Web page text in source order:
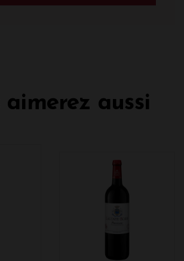
aimerez aussi